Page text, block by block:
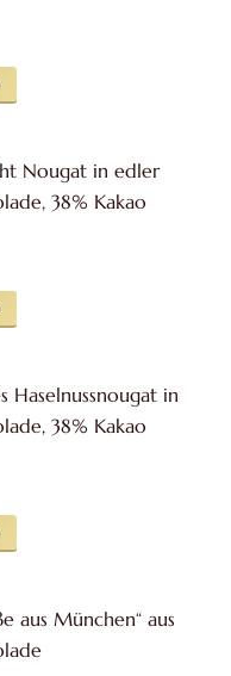
Nougat in edler
38% Kakao
Haselnussnougat in
38% Kakao
aus München“ aus